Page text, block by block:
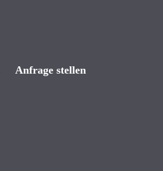
Anfrage stellen